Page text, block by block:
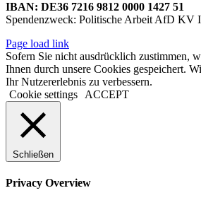
IBAN: DE36 7216 9812 0000 1427 51
Spendenzweck: Politische Arbeit AfD KV
Page load link
Sofern Sie nicht ausdrücklich zustimmen,
Ihnen durch unsere Cookies gespeichert.
Ihr Nutzererlebnis zu verbessern.
Cookie settings
ACCEPT
Schließen
Privacy Overview